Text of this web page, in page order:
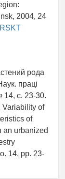
2004, 24
рода
праці
14, c. 23-30.
Variability of
of
an urbanized
14, pp. 23-